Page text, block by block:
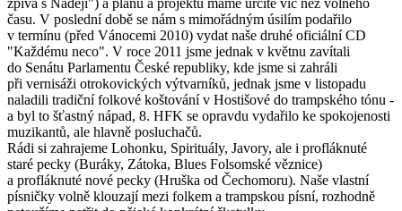
času. V poslední době se nám s mimořádným úsilím podařilo
v termínu (před Vánocemi 2010) vydat naše druhé oficiální CD
"Každému neco". V roce 2011 jsme jednak v květnu zavítali
do Senátu Parlamentu České republiky, kde jsme si zahráli
při vernisáži otrokovických výtvarníků, jednak jsme v listopadu
naladili tradiční folkové koštování v Hostišové do trampského tónu -
a byl to šťastný nápad, 8. HFK se opravdu vydařilo ke spokojenosti
muzikantů, ale hlavně posluchačů.
Rádi si zahrajeme Lohonku, Spirituály, Javory, ale i profláknuté
staré pecky (Buráky, Zátoka, Blues Folsomské věznice)
a profláknuté nové pecky (Hruška od Čechomoru). Naše vlastní
písničky volně klouzají mezi folkem a trampskou písní, rozhodně